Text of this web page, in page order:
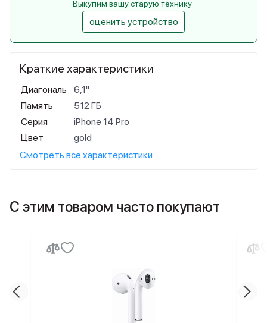
Краткие характеристики
Диагональ
6,1"
Память
512 ГБ
Серия
iPhone 14 Pro
Цвет
gold
Смотреть все характеристики
Выкупим вашу старую технику
оценить устройство
С этим товаром часто покупают